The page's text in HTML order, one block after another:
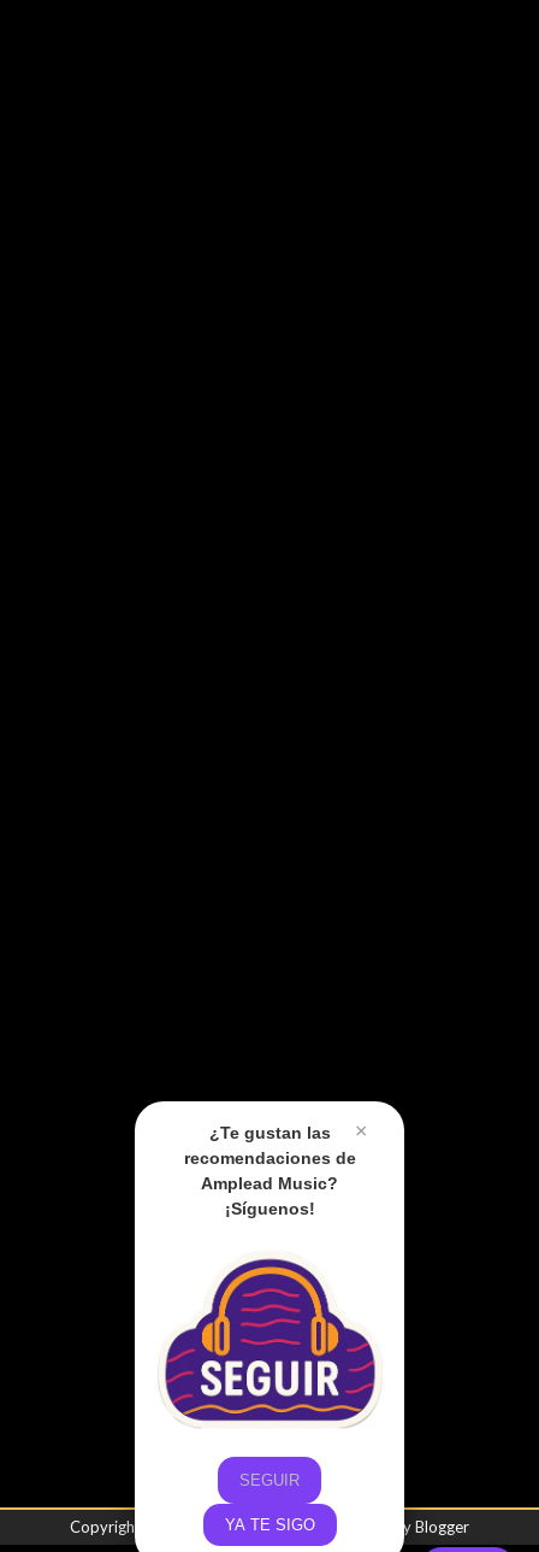
×
¿Te gustan las
recomendaciones de
Amplead Music?
¡Síguenos!
SEGUIR
YA TE SIGO
Copyright © Amplead Music| Powered byBlogger